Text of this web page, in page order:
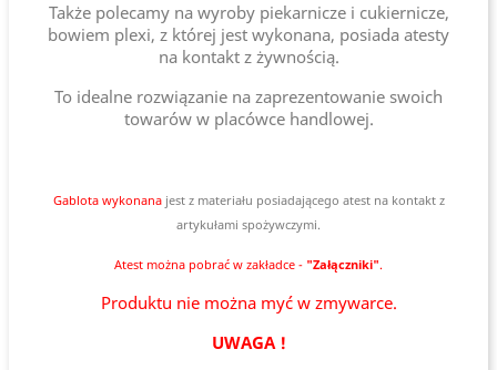
Także polecamy na wyroby piekarnicze i cukiernicze,
bowiem plexi, z której jest wykonana, posiada atesty
na kontakt z żywnością.
To idealne rozwiązanie na zaprezentowanie swoich
towarów w placówce handlowej.
Gablota wykonana jest z materiału posiadającego atest na kontakt z
artykułami spożywczymi.
Atest można pobrać w zakładce - "Załączniki".
Produktu nie można myć w zmywarce.
UWAGA !